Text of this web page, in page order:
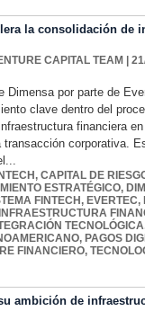
la consolidación de
CAPITAL TEAM |
Dimensa por parte de
clave dentro del
financiera
transacción corporativa.
, CAPITAL DE
ESTRATÉGICO,
FINTECH , EVERTEC,
INFRAESTRUCTURA
TECNOLÓGICA
, PAGOS
FINANCIERO,
ambición de